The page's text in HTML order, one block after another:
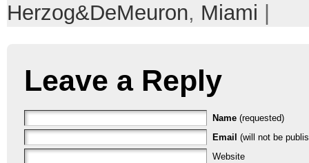
Herzog&DeMeuron, Miami
Leave a Reply
Name (requested)
Email (will not be
Website